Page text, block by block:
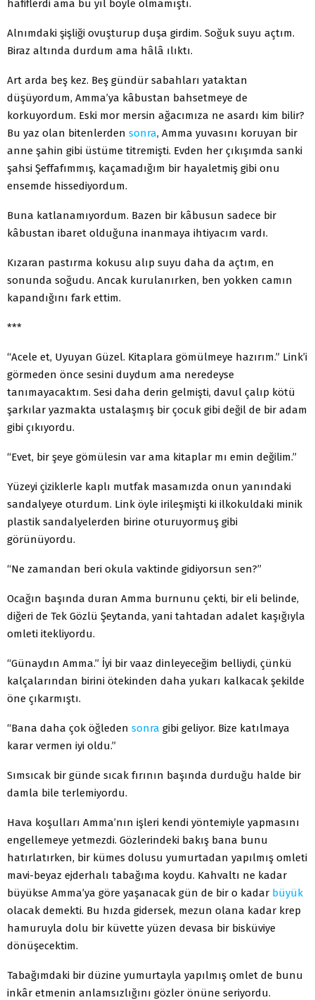
hafiflerdi ama bu yıl böyle olmamıştı.
Alnımdaki şişliği ovuşturup duşa girdim. Soğuk suyu açtım.
Biraz altında durdum ama hâlâ ılıktı.
Art arda beş kez. Beş gündür sabahları yataktan
düşüyordum, Amma’ya kâbustan bahsetmeye de
korkuyordum. Eski mor mersin ağacımıza ne asardı kim bilir?
Bu yaz olan bitenlerden sonra, Amma yuvasını koruyan bir
anne şahin gibi üstüme titremişti. Evden her çıkışımda sanki
şahsi Şeffafımmış, kaçamadığım bir hayaletmiş gibi onu
ensemde hissediyordum.
Buna katlanamıyordum. Bazen bir kâbusun sadece bir
kâbustan ibaret olduğuna inanmaya ihtiyacım vardı.
Kızaran pastırma kokusu alıp suyu daha da açtım, en
sonunda soğudu. Ancak kurulanırken, ben yokken camın
kapandığını fark ettim.
***
“Acele et, Uyuyan Güzel. Kitaplara gömülmeye hazırım.” Link’i
görmeden önce sesini duydum ama neredeyse
tanımayacaktım. Sesi daha derin gelmişti, davul çalıp kötü
şarkılar yazmakta ustalaşmış bir çocuk gibi değil de bir adam
gibi çıkıyordu.
“Evet, bir şeye gömülesin var ama kitaplar mı emin değilim.”
Yüzeyi çiziklerle kaplı mutfak masamızda onun yanındaki
sandalyeye oturdum. Link öyle irileşmişti ki ilkokuldaki minik
plastik sandalyelerden birine oturuyormuş gibi
görünüyordu.
“Ne zamandan beri okula vaktinde gidiyorsun sen?”
Ocağın başında duran Amma burnunu çekti, bir eli belinde,
diğeri de Tek Gözlü Şeytanda, yani tahtadan adalet kaşığıyla
omleti itekliyordu.
“Günaydın Amma.” İyi bir vaaz dinleyeceğim belliydi, çünkü
kalçalarından birini ötekinden daha yukarı kalkacak şekilde
öne çıkarmıştı.
“Bana daha çok öğleden sonra gibi geliyor. Bize katılmaya
karar vermen iyi oldu.”
Sımsıcak bir günde sıcak fırının başında durduğu halde bir
damla bile terlemiyordu.
Hava koşulları Amma’nın işleri kendi yöntemiyle yapmasını
engellemeye yetmezdi. Gözlerindeki bakış bana bunu
hatırlatırken, bir kümes dolusu yumurtadan yapılmış omleti
mavi-beyaz ejderhalı tabağıma koydu. Kahvaltı ne kadar
büyükse Amma’ya göre yaşanacak gün de bir o kadar büyük
olacak demekti. Bu hızda gidersek, mezun olana kadar krep
hamuruyla dolu bir küvette yüzen devasa bir bisküviye
dönüşecektim.
Tabağımdaki bir düzine yumurtayla yapılmış omlet de bunu
inkâr etmenin anlamsızlığını gözler önüne seriyordu.